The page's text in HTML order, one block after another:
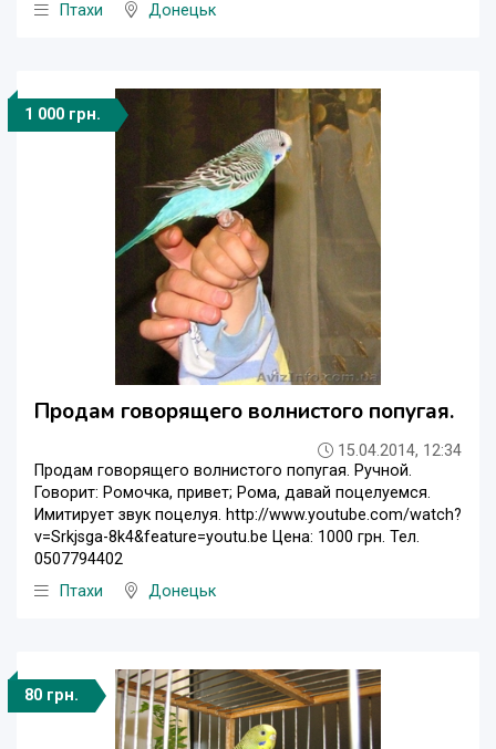
Птахи
Донецьк
1 000 грн.
Продам говорящего волнистого попугая.
15.04.2014, 12:34
Продам говорящего волнистого попугая. Ручной.
Говорит: Ромочка, привет; Рома, давай поцелуемся.
Имитирует звук поцелуя. http://www.youtube.com/watch?
v=Srkjsga-8k4&feature=youtu.be Цена: 1000 грн. Тел.
0507794402
Птахи
Донецьк
80 грн.